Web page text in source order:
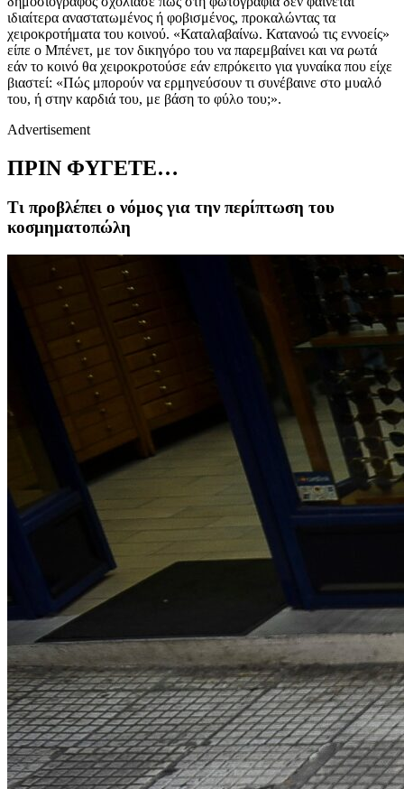
ιδιαίτερα αναστατωμένος ή φοβισμένος, προκαλώντας τα
χειροκροτήματα του κοινού. «Καταλαβαίνω. Κατανοώ τις εννοείς»
είπε ο Μπένετ, με τον δικηγόρο του να παρεμβαίνει και να ρωτά
εάν το κοινό θα χειροκροτούσε εάν επρόκειτο για γυναίκα που είχε
βιαστεί: «Πώς μπορούν να ερμηνεύσουν τι συνέβαινε στο μυαλό
του, ή στην καρδιά του, με βάση το φύλο του;».
Advertisement
ΠΡΙΝ ΦΥΓΕΤΕ…
Τι προβλέπει ο νόμος για την περίπτωση του
κοσμηματοπώλη